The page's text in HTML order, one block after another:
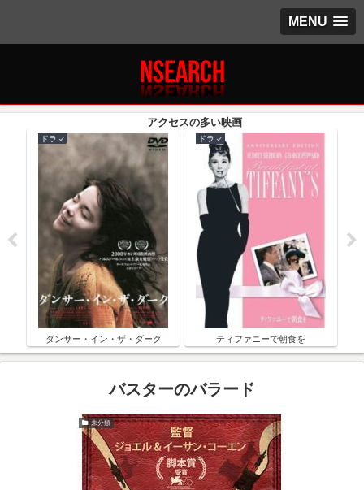
MENU
ドラマ
ダンサー・イン・ザ・ダーク
ドラマ
ティファニーで朝食を
バスターのバラード
未分類